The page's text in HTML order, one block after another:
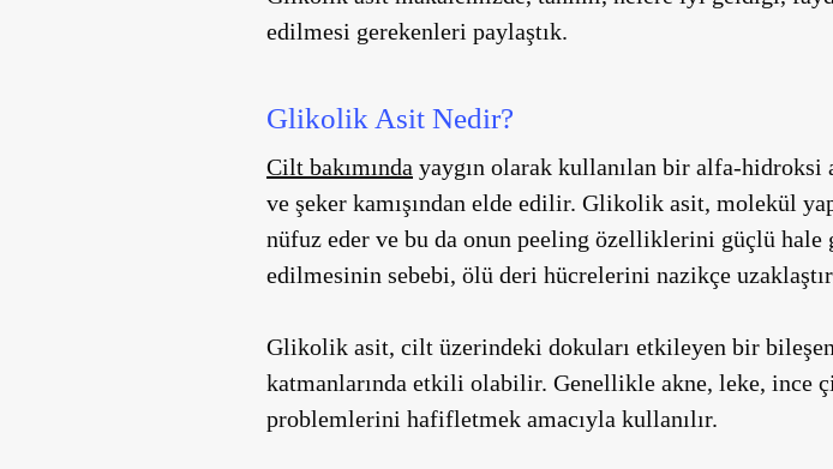
edilmesi gerekenleri paylaştık.
Glikolik Asit Nedir?
Cilt bakımında yaygın olarak kullanılan bir alfa-
ve şeker kamışından elde edilir. Glikolik asit, molekül
nüfuz eder ve bu da onun peeling özelliklerini güçlü
edilmesinin sebebi, ölü deri hücrelerini nazikçe
Glikolik asit, cilt üzerindeki dokuları etkileyen bir
katmanlarında etkili olabilir. Genellikle akne, leke,
problemlerini hafifletmek amacıyla kullanılır.